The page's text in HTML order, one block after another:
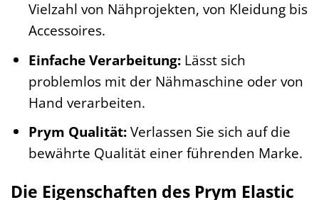
Vielzahl von Nähprojekten, von Kleidung bis
Accessoires.
Einfache Verarbeitung:Lässt sich
problemlos mit der Nähmaschine oder von
Hand verarbeiten.
Prym Qualität:Verlassen Sie sich auf die
bewährte Qualität einer führenden Marke.
Die Eigenschaften des Prym Elastic